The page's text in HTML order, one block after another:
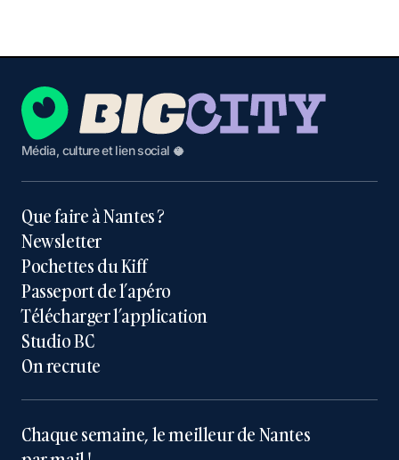
Média, culture et lien social 🥥
Que faire à Nantes ?
Newsletter
Pochettes du Kiff
Passeport de l’apéro
Télécharger l’application
Studio BC
On recrute
Chaque semaine, le meilleur de Nantes